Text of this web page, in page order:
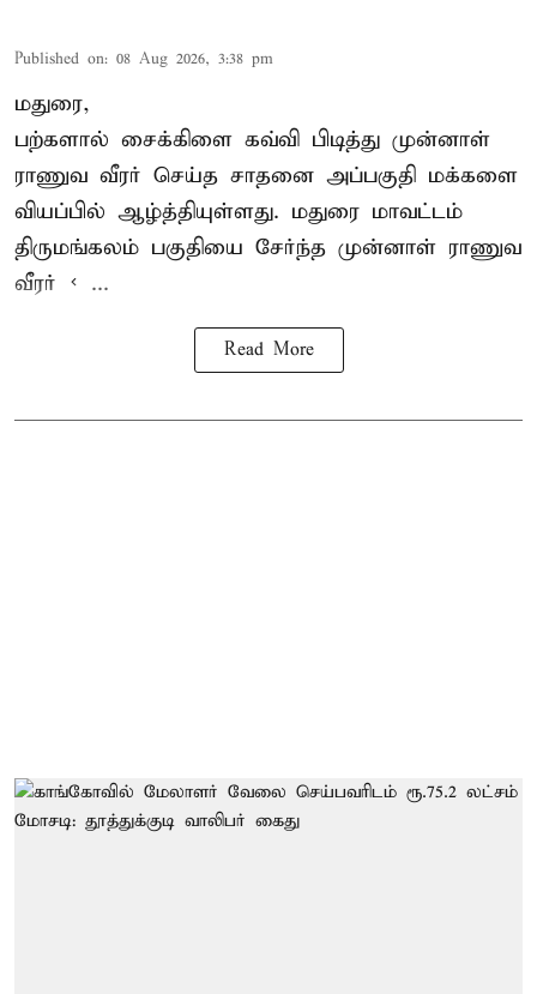
Published on: 08 Aug 2026, 3:38 pm
மதுரை,
பற்களால் சைக்கிளை கவ்வி பிடித்து முன்னாள்
ராணுவ வீரர் செய்த சாதனை அப்பகுதி மக்களை
வியப்பில் ஆழ்த்தியுள்ளது. மதுரை மாவட்டம்
திருமங்கலம் பகுதியை சேர்ந்த முன்னாள் ராணுவ
வீரர் < ...
Read More